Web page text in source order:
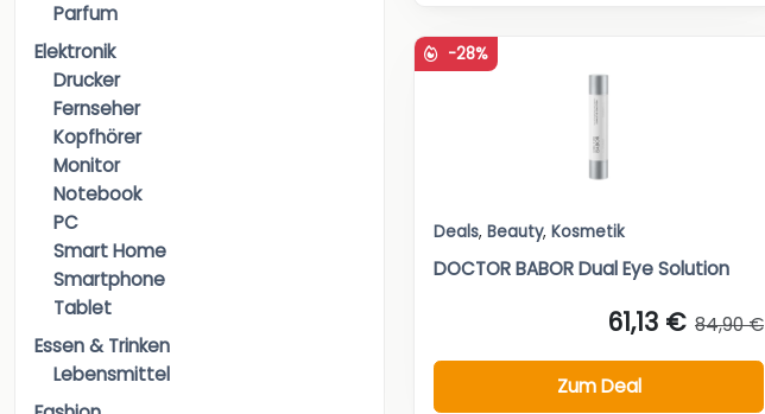
Parfum
Elektronik
Drucker
Fernseher
Kopfhörer
Monitor
Notebook
PC
Smart Home
Smartphone
Tablet
Essen & Trinken
Lebensmittel
-28%
Deals, Beauty, Kosmetik
DOCTOR BABOR Dual Eye Solution
61,13 € 84,90 €
Zum Deal